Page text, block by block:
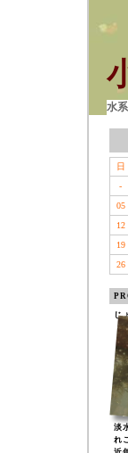
水
日
-
05
12
19
26
じ
淡
れ